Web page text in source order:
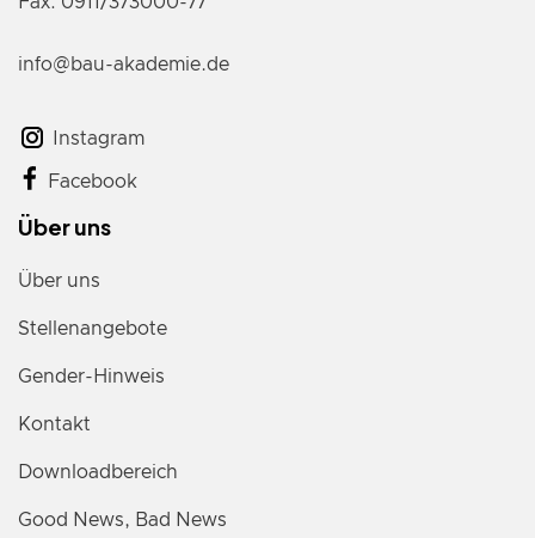
info@bau-akademie.de
Instagram
Facebook
Über uns
Über uns
Stellenangebote
Gender-Hinweis
Kontakt
Downloadbereich
Good News, Bad News